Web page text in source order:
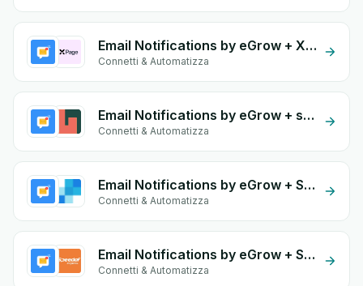
Email Notifications by eGrow + Xpage
Connetti & Automatizza
Email Notifications by eGrow + shorages
Connetti & Automatizza
Email Notifications by eGrow + SendGrid
Connetti & Automatizza
Email Notifications by eGrow + Speedaf
Connetti & Automatizza